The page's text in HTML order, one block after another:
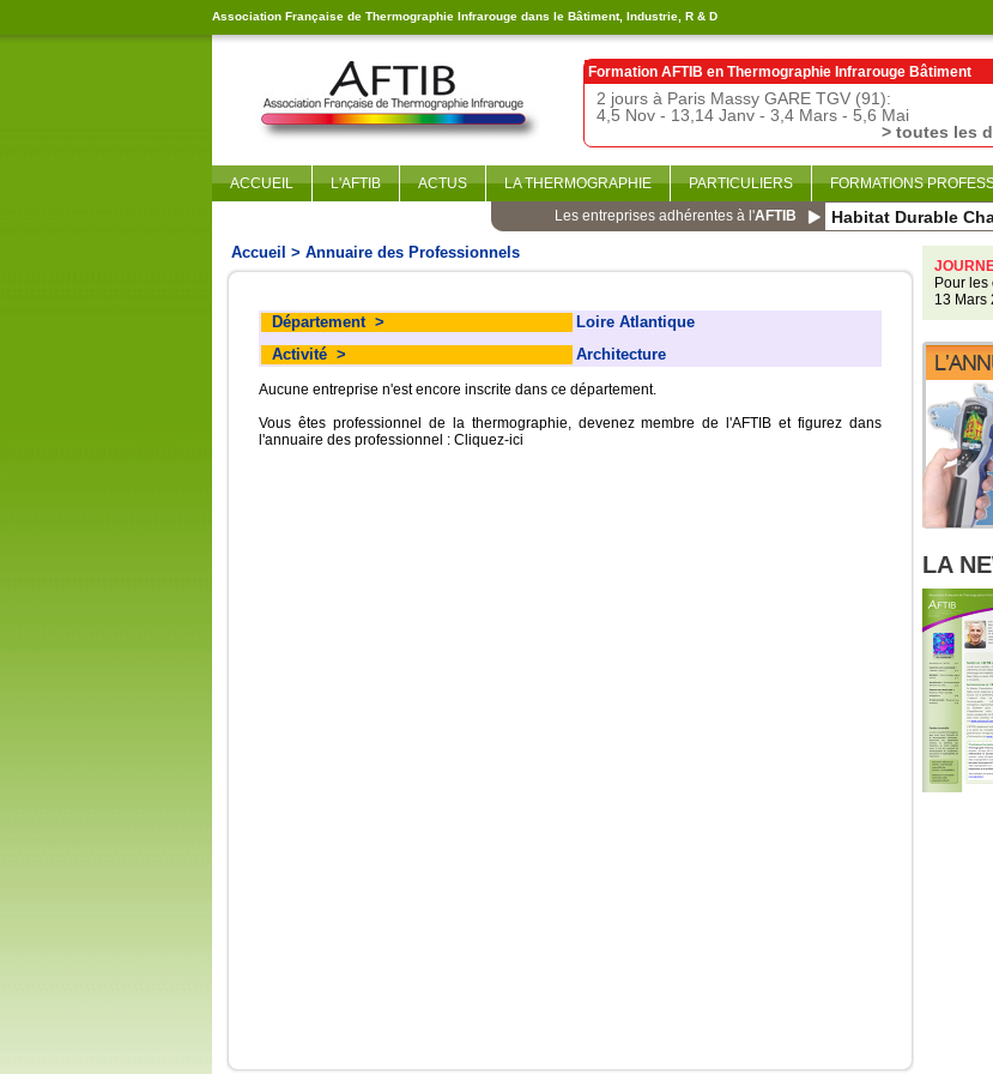
Association Française de Thermographie Infrarouge dans le Bâtiment, Industrie, R & D
Formation AFTIB en Thermographie Infrarouge Bâtiment
2 jours à Paris Massy GARE TGV (91):
4,5 Nov - 13,14 Janv - 3,4 Mars - 5,6 Mai
> toutes les
ACCUEIL L'AFTIB ACTUS LA THERMOGRAPHIE PARTICULIERS FORMATIONS
Les entreprises adhérentes à l'AFTIB Habitat Durable
Accueil > Annuaire des Professionnels
Département >
Loire Atlantique
Activité > Architecture
Aucune entreprise n'est encore inscrite dans ce département.
Vous êtes professionnel de la thermographie, devenez membre de l'AFTIB et figurez dans
l'annuaire des professionnel : Cliquez-ici
Pour les
13 Mars
LA